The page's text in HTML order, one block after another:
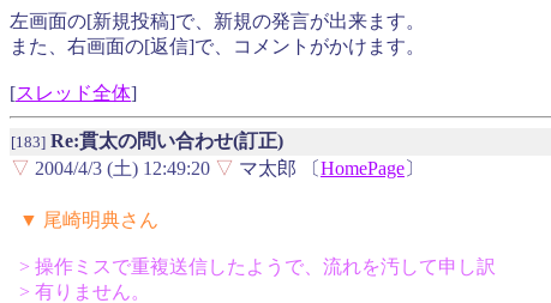
左画面の[新規投稿]で、新規の発言が出来ます。
また、右画面の[返信]で、コメントがかけます。
[スレッド全体]
[183] Re:貫太の問い合わせ(訂正)
▽ 2004/4/3 (土) 12:49:20 ▽ マ太郎 〔HomePage〕
▼ 尾崎明典さん
> 操作ミスで重複送信したようで、流れを汚して申し訳
> 有りません。